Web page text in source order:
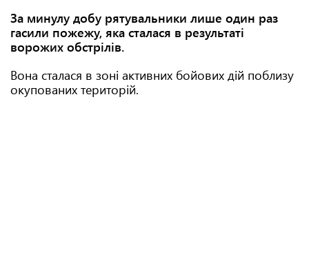
За минулу добу рятувальники лише один раз
гасили пожежу, яка сталася в результаті
ворожих обстрілів.
Вона сталася в зоні активних бойових дій поблизу
окупованих територій.